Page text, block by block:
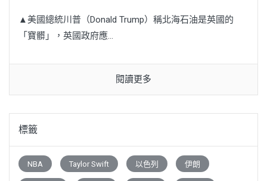
▲美國總統川普（Donald Trump）稱北海石油是英國的
「寶髒」，英國政府應...
閱讀更多
標籤
NBA Taylor Swift 以色列 伊朗